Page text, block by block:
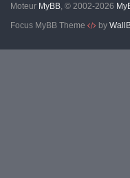
Moteur MyBB, © 2002-2026
Focus MyBB Theme
by